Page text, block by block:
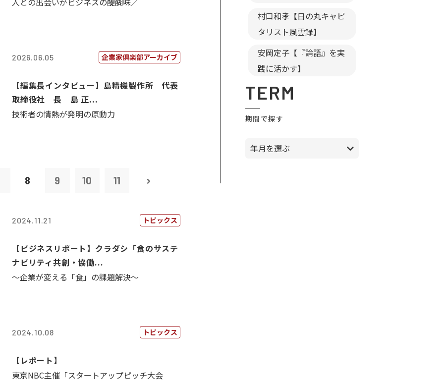
2026.06.05 企業家倶楽部アーカイブ
【編集長インタビュー】島精機製作所 代表
取締役社 長 島 正...
技術者の情熱が発明の原動力
8 9 10 11
2024.11.21 トピックス
【ビジネスリポート】クラダシ「食のサステ
ナビリティ共創・協働...
～企業が変える「食」の課題解決～
2024.10.08 トピックス
【レポート】
東京NBC主催「スタートアップピッチ大会
村口和孝【日の丸キャピ
タリスト風雲録】
安岡定子【『論語』を実
践に活かす】
TERM
期間で探す
年月を選ぶ